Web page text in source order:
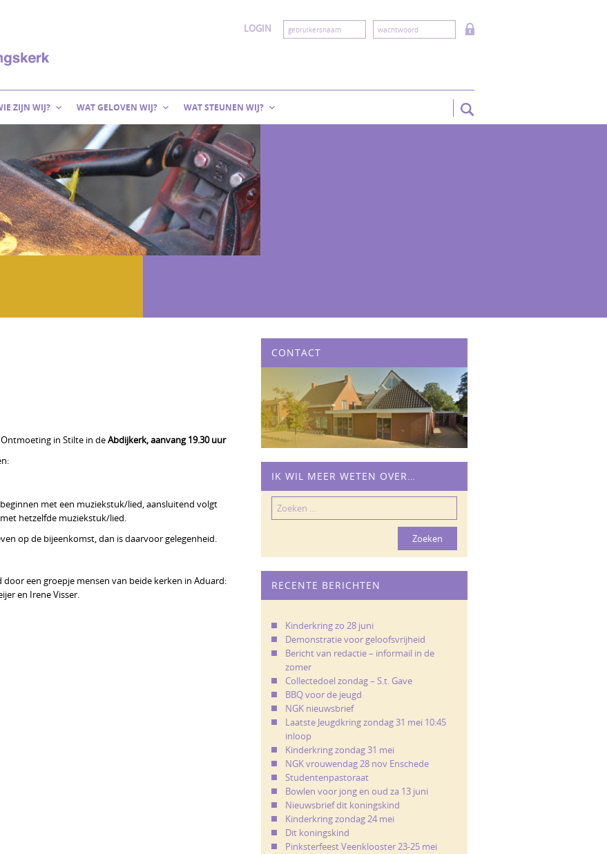
LOGIN
ZIJN WIJ? WAT GELOVEN WIJ? WAT STEUNEN WIJ?
Ontmoeting in Stilte in deAbdijkerk, aanvang 19.30 uur
met een muziekstuk/lied, aansluitend volgt
hetzelfde muziekstuk/lied.
op de bijeenkomst, dan is daarvoor gelegenheid.
een groepje mensen van beide kerken in Aduard:
en Irene Visser.
CONTACT
IK WIL MEER WETEN OVER…
Zoeken
naar:
RECENTE BERICHTEN
Kinderkring zo 28 juni
Demonstratie voor geloofsvrijheid
Bericht van redactie – informail in de
zomer
Collectedoel zondag – S.t. Gave
BBQ voor de jeugd
NGK nieuwsbrief
Laatste Jeugdkring zondag 31 mei 10:45
inloop
Kinderkring zondag 31 mei
NGK vrouwendag 28 nov Enschede
Studentenpastoraat
Bowlen voor jong en oud za 13 juni
Nieuwsbrief dit koningskind
Kinderkring zondag 24 mei
Dit koningskind
Pinksterfeest Veenklooster 23-25 mei